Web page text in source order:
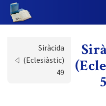
Siràcida
(Eclesiàstic)
49